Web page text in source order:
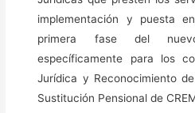
implementación y puesta
primera fase del
específicamente para los
Jurídica y Reconocimiento
Sustitución Pensional de